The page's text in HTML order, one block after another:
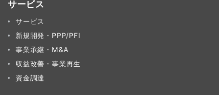
り
サービス
サービス
新規開発・PPP/PFI
事業承継・M&A
収益改善・事業再生
資金調達